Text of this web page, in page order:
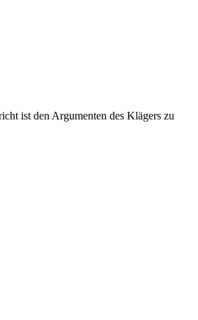
ist den Argumenten des Klägers zu